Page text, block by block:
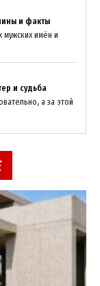
и факты
имён и
и судьба
а за этой